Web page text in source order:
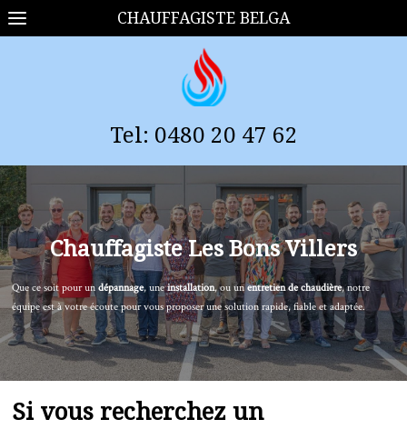
CHAUFFAGISTE BELGA
Tel: 0480 20 47 62
ChauffagisteLes Bons Villers
Que ce soit pour un dépannage, uneinstallation, ou unentretien de chaudière, notre
équipe est à votre écoute pour vous proposer une solution rapide, fiable et adaptée.
Si vous recherchez un